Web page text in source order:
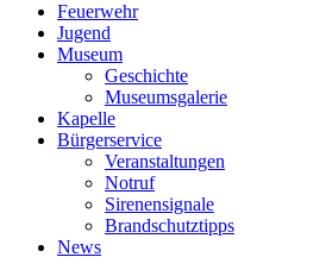
Feuerwehr
Jugend
Museum
Geschichte
Museumsgalerie
Kapelle
Bürgerservice
Veranstaltungen
Notruf
Sirenensignale
Brandschutztipps
News